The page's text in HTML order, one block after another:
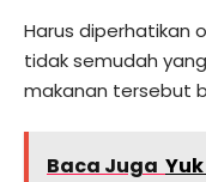
Harus diperhatikan
tidak semudah
makanan tersebut
Baca Juga